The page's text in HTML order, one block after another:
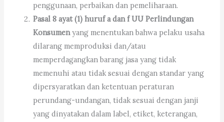
penggunaan, perbaikan dan pemeliharaan.
Pasal 8 ayat (1) huruf a dan f UU Perlindungan
Konsumenyang menentukan bahwa pelaku usaha
dilarang memproduksi dan/atau
memperdagangkan barang jasa yang tidak
memenuhi atau tidak sesuai dengan standar yang
dipersyaratkan dan ketentuan peraturan
perundang-undangan, tidak sesuai dengan janji
yang dinyatakan dalam label, etiket, keterangan,